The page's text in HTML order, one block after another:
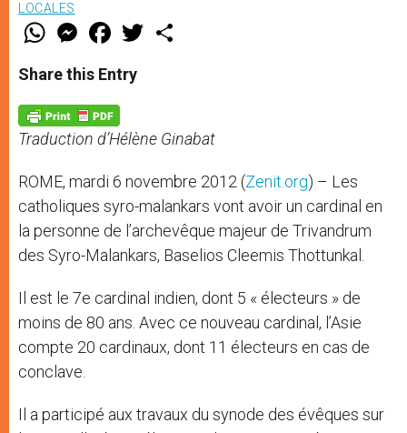
LOCALES
W
t
s
p
p
M
e
s
e
g
e
r
F
a
e
b
o
k
w
Share this Entry
Traduction d’Hélène Ginabat
ROME, mardi 6 novembre 2012 (Zenit.org) – Les
catholiques syro-malankars vont avoir un cardinal en
la personne de l’archevêque majeur de Trivandrum
des Syro-Malankars, Baselios Cleemis Thottunkal.
Il est le 7e cardinal indien, dont 5 « électeurs » de
moins de 80 ans. Avec ce nouveau cardinal, l’Asie
compte 20 cardinaux, dont 11 électeurs en cas de
conclave.
Il a participé aux travaux du synode des évêques sur